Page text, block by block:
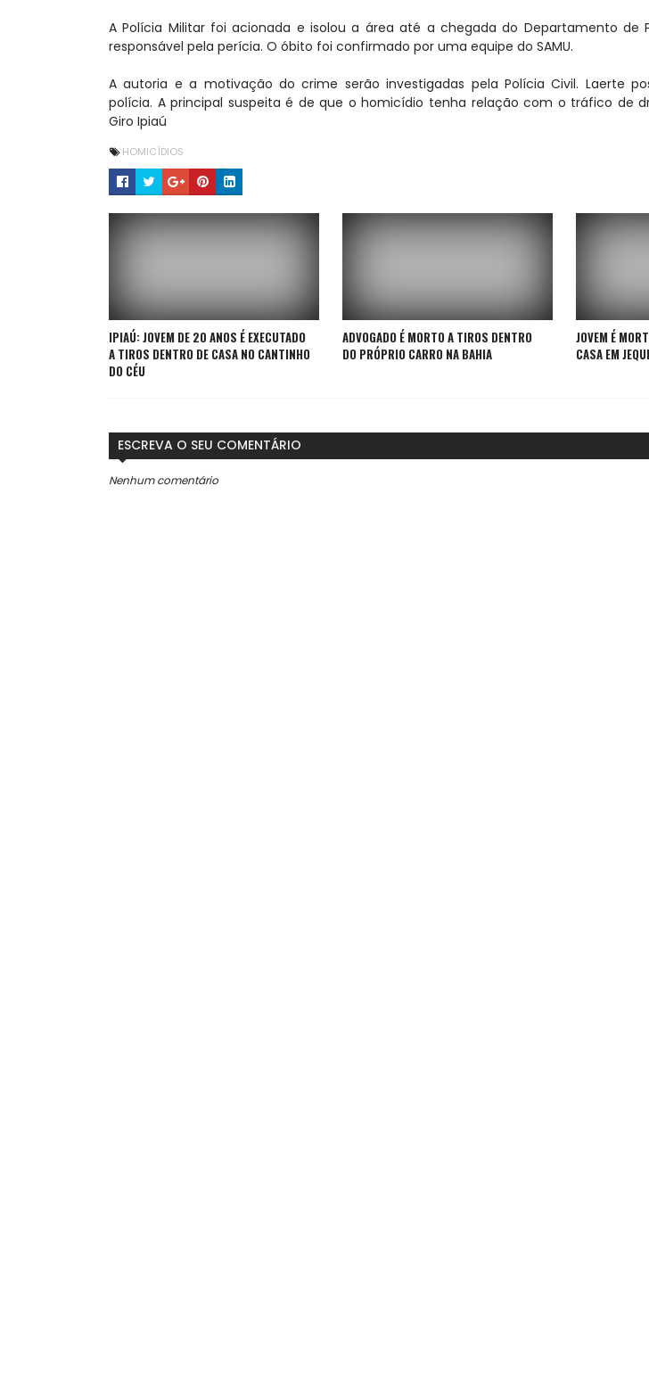
A Polícia Militar foi acionada e isolou a área até a chegada do Departamento de
responsável pela perícia. O óbito foi confirmado por uma equipe do SAMU.
A autoria e a motivação do crime serão investigadas pela Polícia Civil. Laerte
polícia. A principal suspeita é de que o homicídio tenha relação com o tráfico de
Giro Ipiaú
HOMICÍDIOS
IPIAÚ: JOVEM DE 20 ANOS É EXECUTADO
A TIROS DENTRO DE CASA NO CANTINHO
DO CÉU
ADVOGADO É MORTO A TIROS DENTRO
DO PRÓPRIO CARRO NA BAHIA
JOVEM É
CASA EM
ESCREVA O SEU COMENTÁRIO
Nenhum comentário